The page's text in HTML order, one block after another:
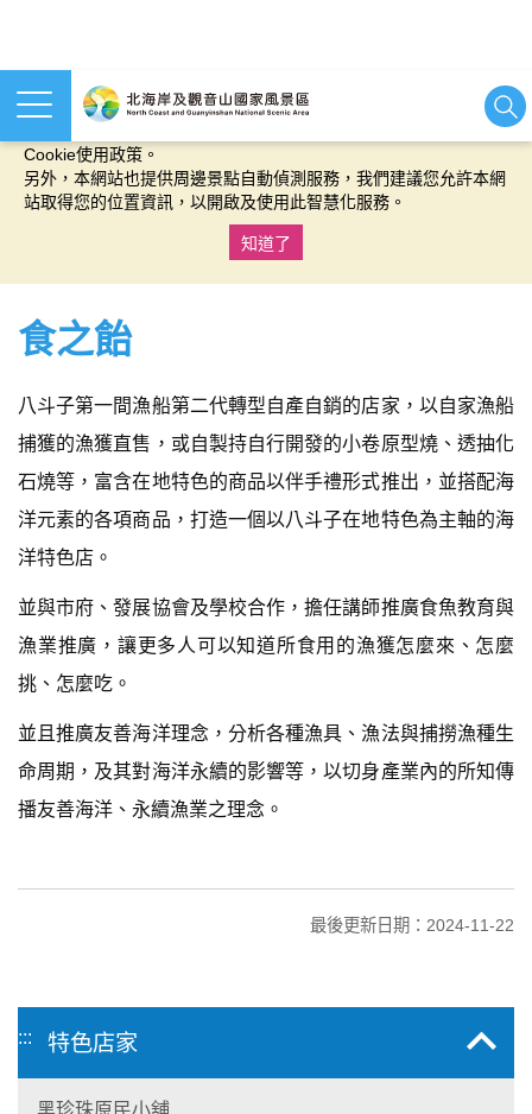
本網站使用cookies等相關技術以持續優化網站服務，並有助於為
Cookie使用政策。
另外，本網站也提供周邊景點自動偵測服務，我們建議您允許本網
站取得您的位置資訊，以開啟及使用此智慧化服務。
知道了
食之飴
八斗子第一間漁船第二代轉型自產自銷的店家，以自家漁船
捕獲的漁獲直售，或自製持自行開發的小卷原型燒、透抽化
石燒等，富含在地特色的商品以伴手禮形式推出，並搭配海
洋元素的各項商品，打造一個以八斗子在地特色為主軸的海
洋特色店。
並與市府、發展協會及學校合作，擔任講師推廣食魚教育與
漁業推廣，讓更多人可以知道所食用的漁獲怎麼來、怎麼
挑、怎麼吃。
並且推廣友善海洋理念，分析各種漁具、漁法與捕撈漁種生
命周期，及其對海洋永續的影響等，以切身產業內的所知傳
播友善海洋、永續漁業之理念。
最後更新日期：2024-11-22
::: 特色店家
黑珍珠原民小舖